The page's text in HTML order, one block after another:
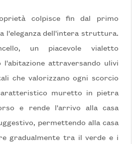
colpisce fin dal primo
l'eleganza dell'intera struttura.
un piacevole vialetto
l'abitazione attraversando ulivi
che valorizzano ogni scorcio
muretto in pietra
e rende l'arrivo alla casa
permettendo alla casa
gradualmente tra il verde e i